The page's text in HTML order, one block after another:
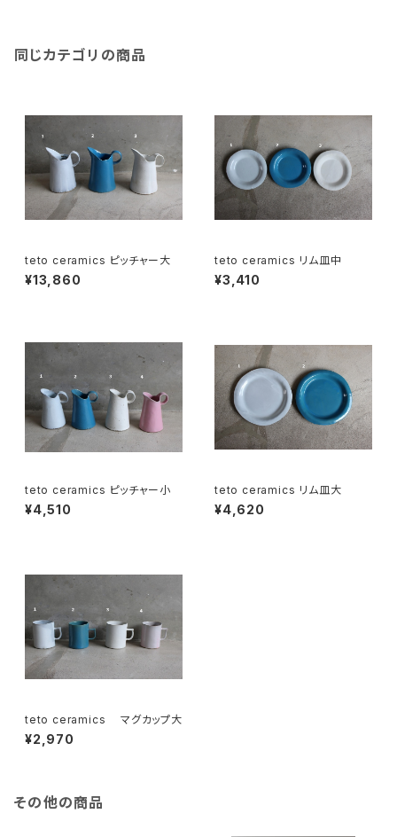
同じカテゴリの商品
teto ceramics ピッチャー大
¥13,860
teto ceramics リム皿中
¥3,410
teto ceramics ピッチャー小
¥4,510
teto ceramics リム皿大
¥4,620
teto ceramics マグカップ大
¥2,970
その他の商品